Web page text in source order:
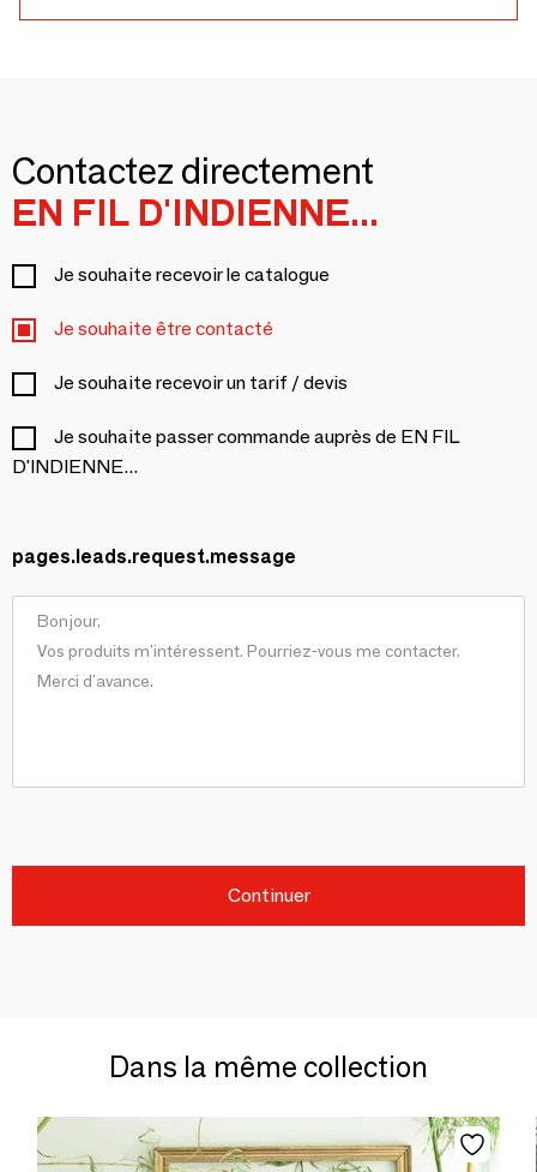
Contactez directement
EN FIL D'INDIENNE...
Je souhaite recevoir le catalogue
Je souhaite être contacté
Je souhaite recevoir un tarif / devis
Je souhaite passer commande auprès de EN FIL
D'INDIENNE...
pages.leads.request.message
Continuer
Dans la même collection